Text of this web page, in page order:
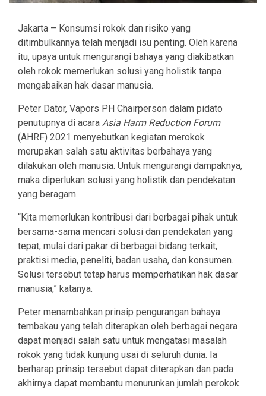
Jakarta – Konsumsi rokok dan risiko yang
ditimbulkannya telah menjadi isu penting. Oleh karena
itu, upaya untuk mengurangi bahaya yang diakibatkan
oleh rokok memerlukan solusi yang holistik tanpa
mengabaikan hak dasar manusia.
Peter Dator, Vapors PH Chairperson dalam pidato
penutupnya di acara Asia Harm Reduction Forum
(AHRF) 2021 menyebutkan kegiatan merokok
merupakan salah satu aktivitas berbahaya yang
dilakukan oleh manusia. Untuk mengurangi dampaknya,
maka diperlukan solusi yang holistik dan pendekatan
yang beragam.
“Kita memerlukan kontribusi dari berbagai pihak untuk
bersama-sama mencari solusi dan pendekatan yang
tepat, mulai dari pakar di berbagai bidang terkait,
praktisi media, peneliti, badan usaha, dan konsumen.
Solusi tersebut tetap harus memperhatikan hak dasar
manusia,” katanya.
Peter menambahkan prinsip pengurangan bahaya
tembakau yang telah diterapkan oleh berbagai negara
dapat menjadi salah satu untuk mengatasi masalah
rokok yang tidak kunjung usai di seluruh dunia. Ia
berharap prinsip tersebut dapat diterapkan dan pada
akhirnya dapat membantu menurunkan jumlah perokok.